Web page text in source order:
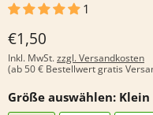
1
Derzeitiger Preis
€1,50
Inkl. MwSt.zzgl. Versandkosten
(ab 50 € Bestellwert gratis
Größe auswählen: Klein